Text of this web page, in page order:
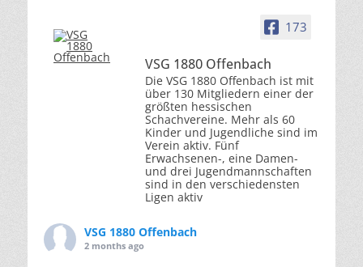
173
VSG 1880 Offenbach
Die VSG 1880 Offenbach ist mit
über 130 Mitgliedern einer der
größten hessischen
Schachvereine. Mehr als 60
Kinder und Jugendliche sind im
Verein aktiv. Fünf
Erwachsenen-, eine Damen-
und drei Jugendmannschaften
sind in den verschiedensten
Ligen aktiv
VSG 1880 Offenbach
2 months ago